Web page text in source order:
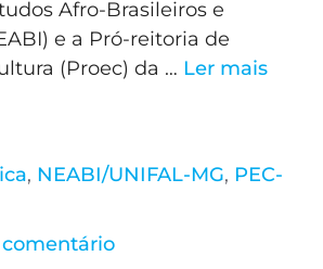
Afro-Brasileiros e
e a Pró-reitoria de
(Proec) da … Ler mais
, NEABI/UNIFAL-MG, PEC-